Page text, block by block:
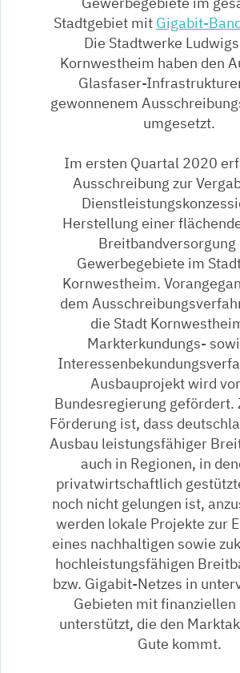
Stadtgebiet mit Gigabit-
Die Stadtwerke
Kornwestheim haben den
Glasfaser-
gewonnenem
umgesetzt.
Im ersten Quartal 2020
Ausschreibung zur
Herstellung einer
Breitbandversorgung
Gewerbegebiete im
Kornwestheim.
dem
die Stadt
Markterkundungs-
Ausbauprojekt wird
Bundesregierung gefördert.
Förderung ist, dass
Ausbau leistungsfähiger
auch in Regionen, in
privatwirtschaftlich
noch nicht gelungen ist,
werden lokale Projekte zur
eines nachhaltigen sowie
hochleistungsfähigen
bzw. Gigabit-Netzes in
Gebieten mit
unterstützt, die den
Gute kommt.